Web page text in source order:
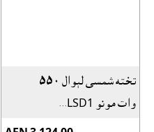
تخته شمسى لېوال ٥٥٠
وات مونو LSD1...